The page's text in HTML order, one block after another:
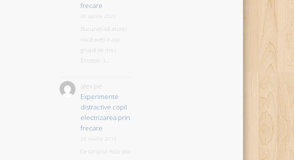
frecare
30 aprilie 2020
Bucurați-vă atunci
dacă aveți o așa
grupă de mici
Einstein :)...
alexpe
Experimente
distractive copii
electrizarea prin
frecare
28 martie 2019
Ce simplu! Asta știu